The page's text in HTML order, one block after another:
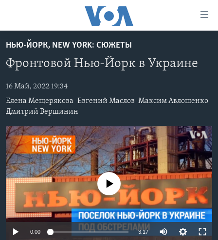
Перейти
на
основной
Перейти
основной
навигации
Перейти
поиск
ПРОГРАММЫ
АМЕРИКА
НОВОСТИ ЗА МИНУТУ
ПОЧЕМУ ЭТО ВАЖНО?
ДИСКУССИЯ VOA
ДЕТАЛИ
НЬЮ-ЙОРК NEW YORK
АМЕРИКА. БОЛЬШОЕ ПУТЕШЕСТВИЕ
ПРОЕКТЫ
УЧИМ АНГЛИЙСКИЙ
А КАК В АМЕРИКЕ?
АРТЕФАКТЫ
АМЕРИКАНСКИЕ ГОРОДКИ
ТЕСТЫ
ЭКСПЕРТИЗА
ФАКТЫ ПРОТИВ ФЕЙКОВ
ЗА СВОБОДУ ПРЕССЫ
УЧИМ АНГЛИЙСКИЙ
ВИДЕО
ПОДПИСКА НА НОВОСТИ
Learning English
НЬЮ-ЙОРК, NEW YORK: СЮЖЕТЫ
Фронтовой Нью-Йорк в Украине
16 Май, 2022 19:34
Елена Мещерякова Евгений Маслов Максим Авлошенко
Дмитрий Вершинин
No media source currently available
0:00 3:17